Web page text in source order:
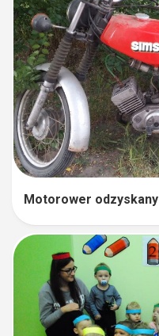
Motorower odzyskany